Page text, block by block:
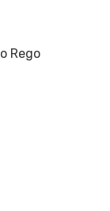
Rego